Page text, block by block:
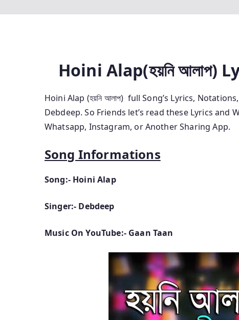
Hoini Alap(হয়নি আলাপ)
Hoini Alap (হয়নি আলাপ) full Song’s Lyrics,
Debdeep. So Friends let’s read these Lyrics and
Whatsapp, Instagram, or Another Sharing App.
Song Informations
Song:- Hoini Alap
Singer:- Debdeep
Music On YouTube:- Gaan Taan